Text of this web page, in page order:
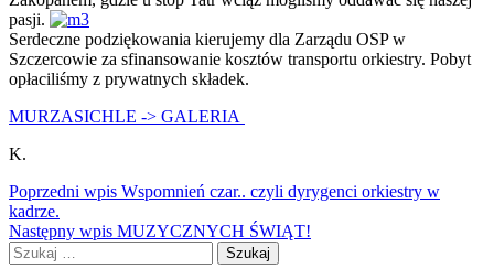
pasji.
Serdeczne podziękowania kierujemy dla Zarządu OSP w
Szczercowie za sfinansowanie kosztów transportu orkiestry. Pobyt
opłaciliśmy z prywatnych składek.
MURZASICHLE -> GALERIA
K.
Nawigacja
wpisu
Poprzedni wpis Wspomnień czar.. czyli dyrygenci orkiestry w
kadrze.
Następny wpis MUZYCZNYCH ŚWIĄT!
Szukaj: